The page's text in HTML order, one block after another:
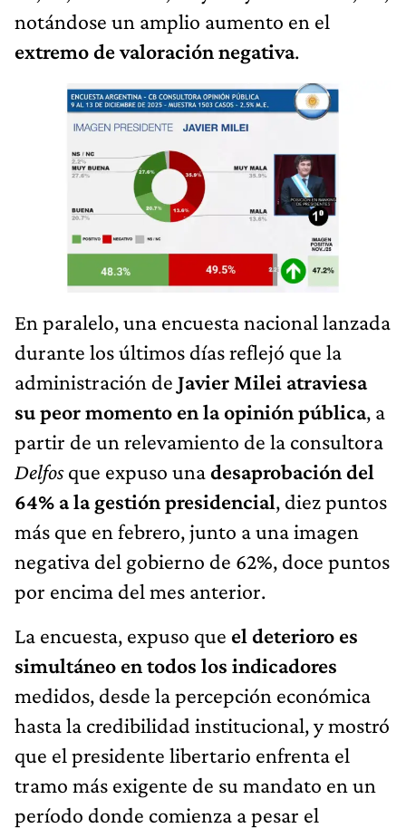
notándose un amplio aumento en el
extremo de valoración negativa.
En paralelo, una encuesta nacional lanzada
durante los últimos días reflejó que la
administración de Javier Milei atraviesa
su peor momento en la opinión pública, a
partir de un relevamiento de la consultora
Delfosque expuso unadesaprobación del
64% a la gestión presidencial, diez puntos
más que en febrero, junto a una imagen
negativa del gobierno de 62%, doce puntos
por encima del mes anterior.
La encuesta, expuso que el deterioro es
simultáneo en todos los indicadores
medidos, desde la percepción económica
hasta la credibilidad institucional, y mostró
que el presidente libertario enfrenta el
tramo más exigente de su mandato en un
período donde comienza a pesar el